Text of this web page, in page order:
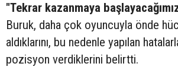
"Tekrar kazanmaya
Buruk, daha çok oyuncuyla önde
aldıklarını, bu nedenle yapılan
pozisyon verdiklerini belirtti.